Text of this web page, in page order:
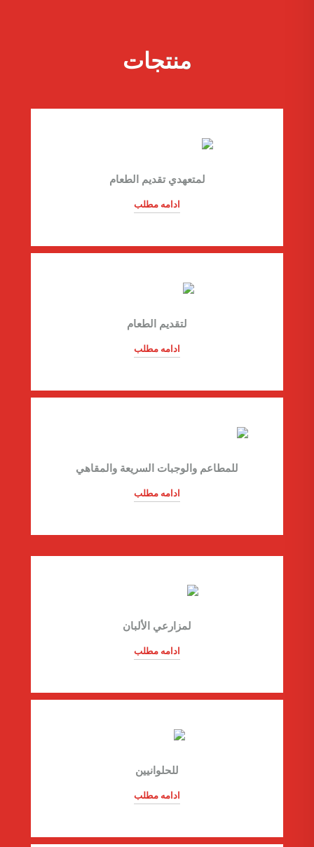
منتجات
لمتعهدي تقديم الطعام
ادامه مطلب
لتقديم الطعام
ادامه مطلب
للمطاعم والوجبات السريعة والمقاهي
ادامه مطلب
لمزارعي الألبان
ادامه مطلب
للحلوانيين
ادامه مطلب